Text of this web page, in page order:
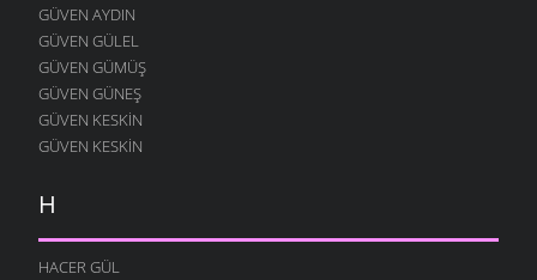
GÜVEN AYDIN
GÜVEN GÜLEL
GÜVEN GÜMÜŞ
GÜVEN GÜNEŞ
GÜVEN KESKIN
GÜVEN KESKIN
H
HACER GÜL